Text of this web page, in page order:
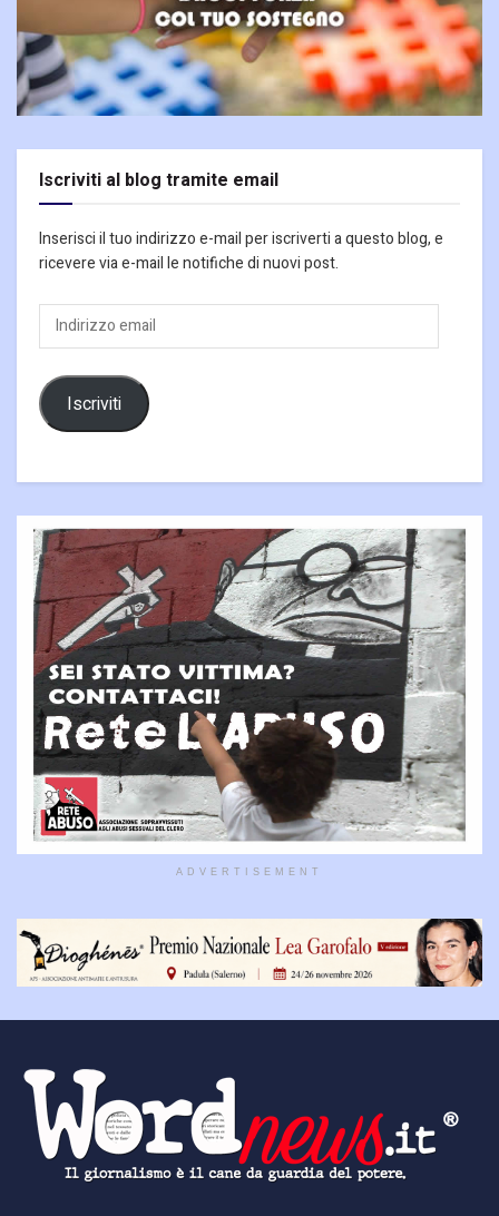
Iscriviti al blog tramite email
Inserisci il tuo indirizzo e-mail per iscriverti a questo blog, e
ricevere via e-mail le notifiche di nuovi post.
Indirizzo
email
Iscriviti
ADVERTISEMENT